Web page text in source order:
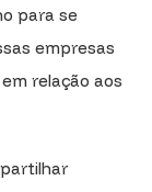
para se
empresas
relação aos